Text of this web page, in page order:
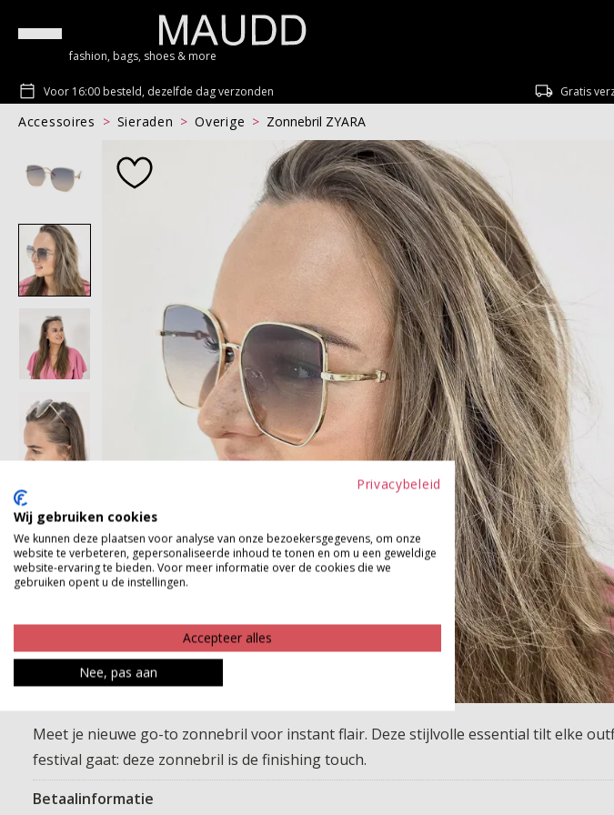
fashion, bags, shoes & more
Voor 16:00 besteld, dezelfde dag verzonden Gratis
Accessoires Sieraden Overige
Zonnebril ZYARA
Meet je nieuwe go-to zonnebril voor instant flair. Deze stijlvolle essential tilt elke
festival gaat: deze zonnebril is de finishing touch.
Betaalinformatie
Privacybeleid
Wij gebruiken cookies
We kunnen deze plaatsen voor analyse van onze bezoekersgegevens, om onze
website te verbeteren, gepersonaliseerde inhoud te tonen en om u een geweldige
website-ervaring te bieden. Voor meer informatie over de cookies die we
gebruiken opent u de instellingen.
Accepteer alles
Nee, pas aan